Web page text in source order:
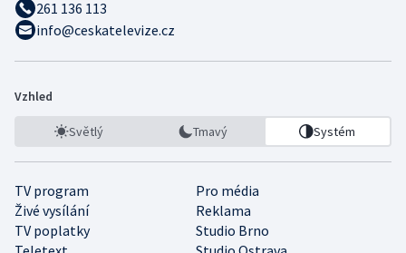
261 136 113
info@ceskatelevize.cz
Vzhled
Světlý Tmavý Systém
TV program
Pro média
Živé vysílání
Reklama
TV poplatky
Studio Brno